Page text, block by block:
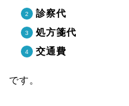
診察代
処方箋代
交通費
です。